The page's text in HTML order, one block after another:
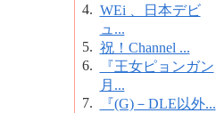
4. WEi 、日本デビ
ュ...
5. 祝！Channel ...
6.
『王女ピョンガン
月...
7.
『(G)－DLE以外...